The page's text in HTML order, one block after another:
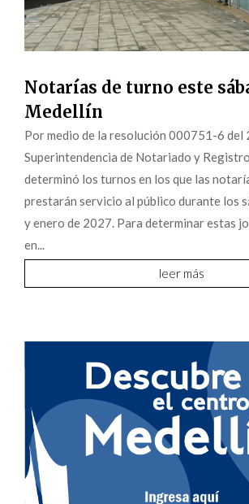
Notarías de turno este
Medellín
Por medio de la resolución 000751-6 del
Superintendencia de Notariado y
determinó los turnos en los que las
prestarán servicio al público durante los
y enero de 2027. Para determinar estas
en...
leer más